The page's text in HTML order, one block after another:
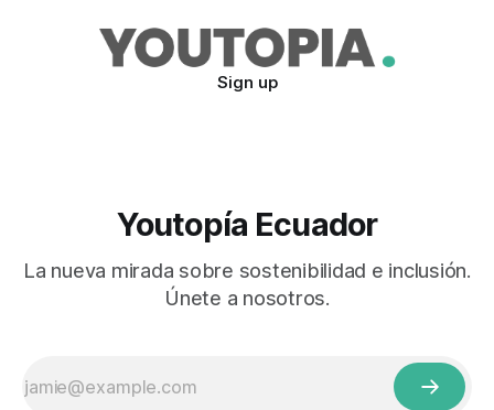
Sign up
Youtopía Ecuador
La nueva mirada sobre sostenibilidad e inclusión.
Únete a nosotros.